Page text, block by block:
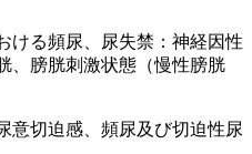
る頻尿、尿失禁：神経因性
、膀胱刺激状態（慢性膀胱
切迫感、頻尿及び切迫性尿